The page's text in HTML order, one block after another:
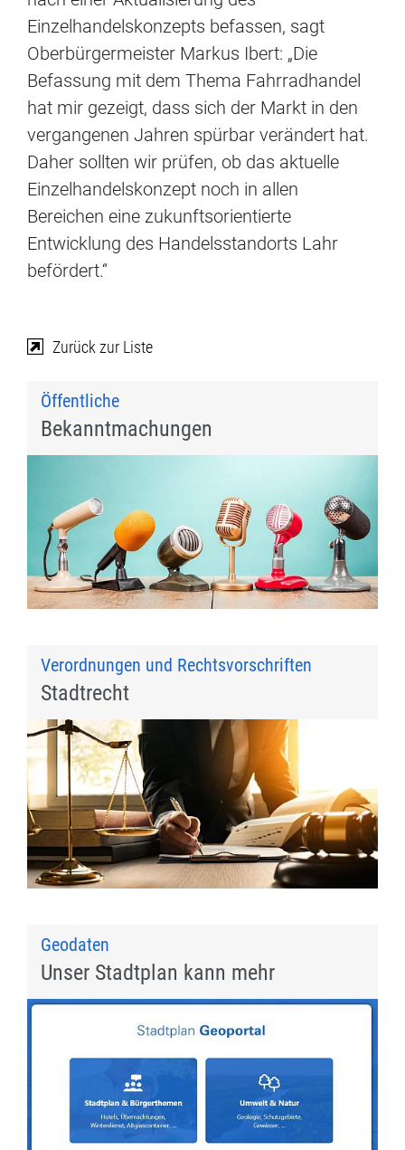
Einzelhandelskonzepts befassen, sagt
Oberbürgermeister Markus Ibert: „Die
Befassung mit dem Thema Fahrradhandel
hat mir gezeigt, dass sich der Markt in den
vergangenen Jahren spürbar verändert hat.
Daher sollten wir prüfen, ob das aktuelle
Einzelhandelskonzept noch in allen
Bereichen eine zukunftsorientierte
Entwicklung des Handelsstandorts Lahr
befördert.“
Zurück zur Liste
Öffentliche
Bekanntmachungen
Verordnungen und Rechtsvorschriften
Stadtrecht
Geodaten
Unser Stadtplan kann mehr